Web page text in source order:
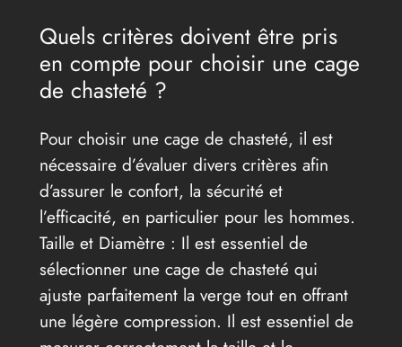
Quels critères doivent être pris
en compte pour choisir une cage
de chasteté ?
Pour choisir une cage de chasteté, il est
nécessaire d’évaluer divers critères afin
d’assurer le confort, la sécurité et
l’efficacité, en particulier pour les hommes.
Taille et Diamètre : Il est essentiel de
sélectionner une cage de chasteté qui
ajuste parfaitement la verge tout en offrant
une légère compression. Il est essentiel de